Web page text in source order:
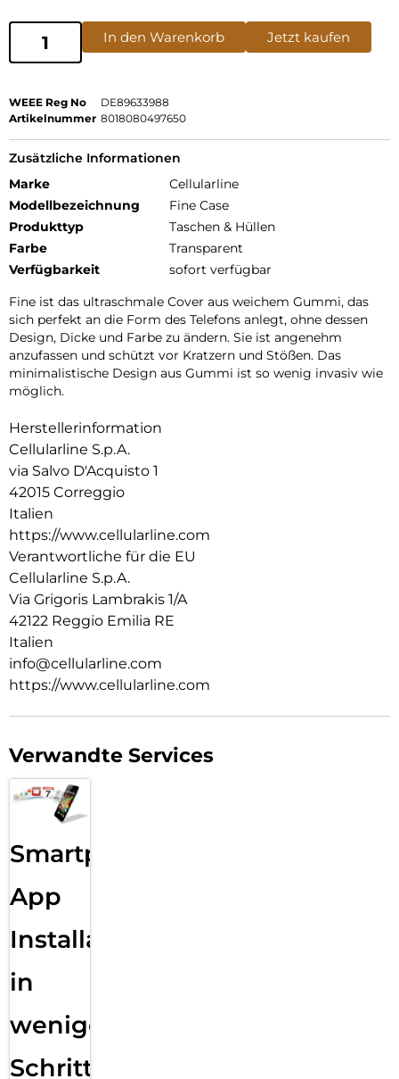
In den Warenkorb Jetzt kaufen
WEEE Reg No
DE89633988
Artikelnummer 8018080497650
Zusätzliche Informationen
Marke
Cellularline
Modellbezeichnung
Fine Case
Produkttyp
Taschen & Hüllen
Farbe
Transparent
Verfügbarkeit
sofort verfügbar
Fine ist das ultraschmale Cover aus weichem Gummi, das
sich perfekt an die Form des Telefons anlegt, ohne dessen
Design, Dicke und Farbe zu ändern. Sie ist angenehm
anzufassen und schützt vor Kratzern und Stößen. Das
minimalistische Design aus Gummi ist so wenig invasiv wie
möglich.
Herstellerinformation
Cellularline S.p.A.
via Salvo D'Acquisto 1
42015 Correggio
Italien
https://www.cellularline.com
Verantwortliche für die EU
Cellularline S.p.A.
Via Grigoris Lambrakis 1/A
42122 Reggio Emilia RE
Italien
info@cellularline.com
https://www.cellularline.com
Verwandte Services
Smartphone
App
Installation
in
wenigen
Schritten